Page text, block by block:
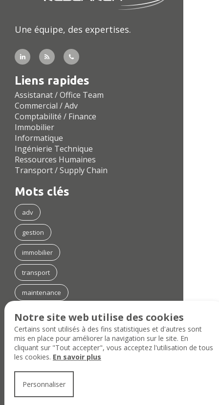
Notre site web utilise des cookies
Certains sont utilisés à des fins statistiques et d'autres sont
mis en place pour améliorer la navigation sur le site. En
cliquant sur "Tout accepter", vous acceptez l'utilisation de tous
les cookies. En savoir plus
Personnaliser
Une équipe, des expertises.
Liens rapides
Assistanat / Office Team
Commercial / Adv
Comptabilité / Finance
Immobilier
Informatique
Ingénierie Technique
Ressources Humaines
Transport / Supply Chain
Mots clés
adv
gestion
immobilier
transport
maintenance
assurance
SAP
anglais
EXPORT
Liens utiles